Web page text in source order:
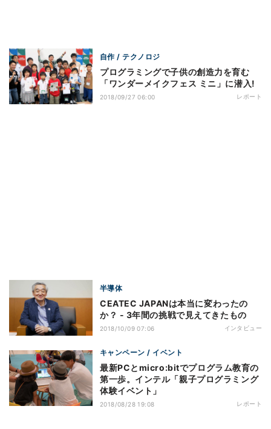
自作 / テクノロジ
プログラミングで子供の創造力を育む
「ワンダーメイクフェス ミニ」に潜入!
2018/09/27 06:00 レポート
半導体
CEATEC JAPANは本当に変わったの
か？ - 3年間の挑戦で見えてきたもの
2018/10/09 07:06 インタビュー
キャンペーン / イベント
最新PCとmicro:bitでプログラム教育の
第一歩。インテル「親子プログラミング
体験イベント」
2018/08/28 19:08 レポート